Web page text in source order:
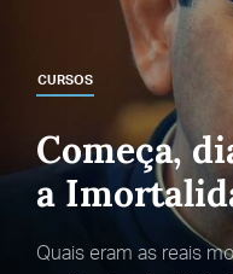
CURSOS
Começa,
a
Quais eram as reais